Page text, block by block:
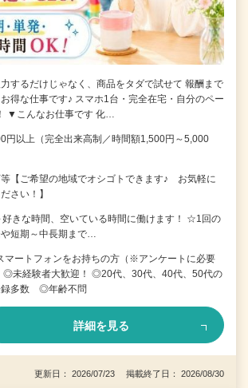
するだけじゃなく、商品をタダで試せて 報酬まで
得な仕事です♪ スマホ1台・完全在宅・自分のペー
▼こんなお仕事です 化…
円以上（完全出来高制／時間額1,500円～5,000
【ご希望の地域でオシゴトできます♪ お気軽に
さい！】
好きな時間、空いている時間に働けます！ ☆1回の
短期～中長期まで…
ートフォンをお持ちの方（※アンケートに必要
◎未経験者大歓迎！ ◎20代、30代、40代、50代の
録多数 ◎年齢不問
詳細を見る
更新日： 2026/07/23 掲載終了日： 2026/08/30